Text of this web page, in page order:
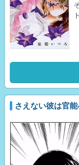
さえない彼は官